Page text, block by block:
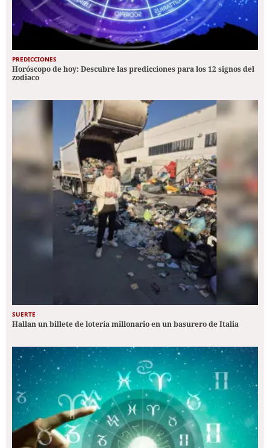
PREDICCIONES
Horóscopo de hoy: Descubre las predicciones para los 12 signos del
zodiaco
SUERTE
Hallan un billete de lotería millonario en un basurero de Italia